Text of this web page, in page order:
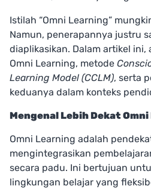
Istilah “Omni Learning”
Namun, penerapannya justru
diaplikasikan. Dalam artikel ini,
Omni Learning, metode
Learning Model (CCLM), serta
keduanya dalam konteks
Mengenal Lebih Dekat
Omni Learning adalah
mengintegrasikan
secara padu. Ini bertujuan
lingkungan belajar yang